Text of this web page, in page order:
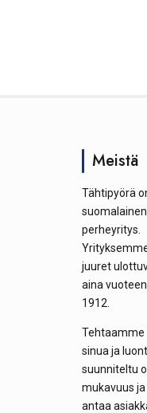
Meistä
Tähtipyörä
suomalainen
perheyritys.
juuret
aina vuoteen
1912.
Tehtaamme
sinua ja
suunniteltu
mukavuus
antaa